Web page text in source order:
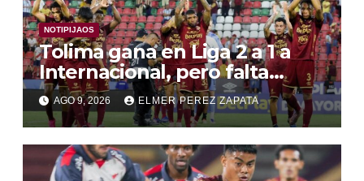
NOTIPIJAOS
Tolima gana en Liga 2 a 1 a
Internacional, pero falta
juego convincente , y la
Libertadores entre dudas y
victorias
AGO 9, 2026 ELMER PEREZ ZAPATA